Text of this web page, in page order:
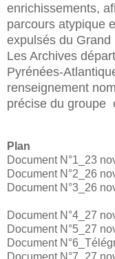
enrichissements,
parcours atypique
expulsés du
Les Archives
Pyrénées-
renseignement
précise du groupe
Plan
Document N°1_23
Document N°2_26
Document N°3_26
Document N°4_27
Document N°5_27
Document
Document N°7_27